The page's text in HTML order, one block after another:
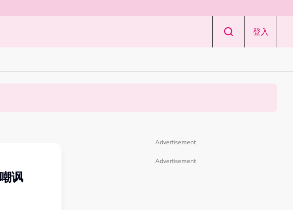
登入
讽
Advertisement
Advertisement